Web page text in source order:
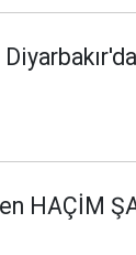
HAÇİM